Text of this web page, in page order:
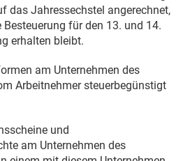
das Jahressechstel angerechnet,
für den 13. und 14.
erhalten bleibt.
am Unternehmen des
Arbeitnehmer steuerbegünstigt
und
am Unternehmen des